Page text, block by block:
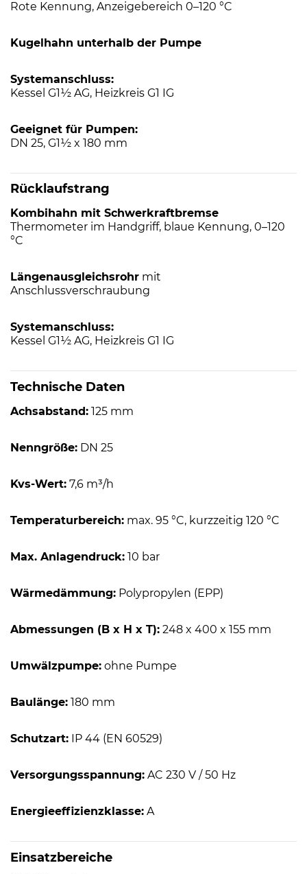
Rote Kennung, Anzeigebereich 0–120 °C
Kugelhahn unterhalb der Pumpe
Systemanschluss:
Kessel G1½ AG, Heizkreis G1 IG
Geeignet für Pumpen:
DN 25, G1½ x 180 mm
Rücklaufstrang
Kombihahn mit Schwerkraftbremse
Thermometer im Handgriff, blaue Kennung, 0–120
°C
Längenausgleichsrohr mit
Anschlussverschraubung
Systemanschluss:
Kessel G1½ AG, Heizkreis G1 IG
Technische Daten
Achsabstand: 125 mm
Nenngröße: DN 25
Kvs-Wert: 7,6 m³/h
Temperaturbereich: max. 95 °C, kurzzeitig 120 °C
Max. Anlagendruck: 10 bar
Wärmedämmung: Polypropylen (EPP)
Abmessungen (B x H x T): 248 x 400 x 155 mm
Umwälzpumpe: ohne Pumpe
Baulänge: 180 mm
Schutzart: IP 44 (EN 60529)
Versorgungsspannung: AC 230 V / 50 Hz
Energieeffizienzklasse: A
Einsatzbereiche